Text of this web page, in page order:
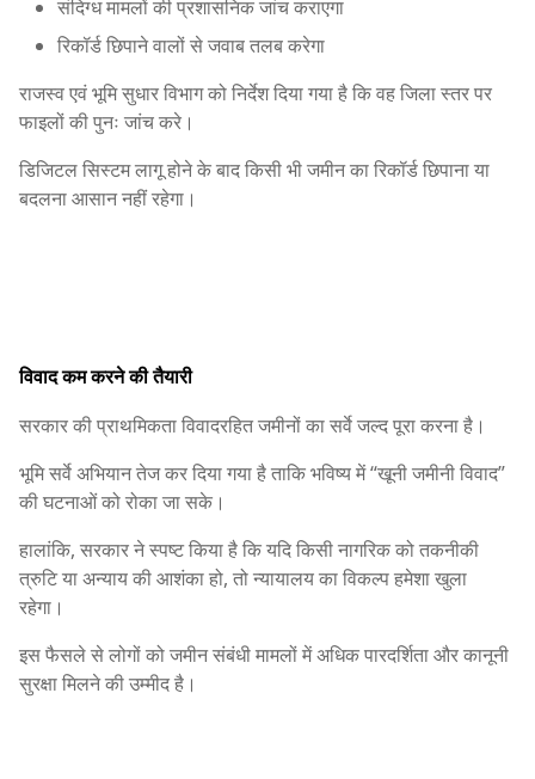
संदिग्ध मामलों की प्रशासनिक जांच कराएगा
रिकॉर्ड छिपाने वालों से जवाब तलब करेगा
राजस्व एवं भूमि सुधार विभाग को निर्देश दिया गया है कि वह जिला स्तर पर
फाइलों की पुनः जांच करे।
डिजिटल सिस्टम लागू होने के बाद किसी भी जमीन का रिकॉर्ड छिपाना या
बदलना आसान नहीं रहेगा।
विवाद कम करने की तैयारी
सरकार की प्राथमिकता विवादरहित जमीनों का सर्वे जल्द पूरा करना है।
भूमि सर्वे अभियान तेज कर दिया गया है ताकि भविष्य में “खूनी जमीनी विवाद”
की घटनाओं को रोका जा सके।
हालांकि, सरकार ने स्पष्ट किया है कि यदि किसी नागरिक को तकनीकी
त्रुटि या अन्याय की आशंका हो, तो न्यायालय का विकल्प हमेशा खुला
रहेगा।
इस फैसले से लोगों को जमीन संबंधी मामलों में अधिक पारदर्शिता और कानूनी
सुरक्षा मिलने की उम्मीद है।